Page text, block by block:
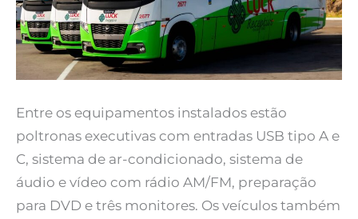
Entre os equipamentos instalados estão
poltronas executivas com entradas USB tipo A e
C, sistema de ar-condicionado, sistema de
áudio e vídeo com rádio AM/FM, preparação
para DVD e três monitores. Os veículos também